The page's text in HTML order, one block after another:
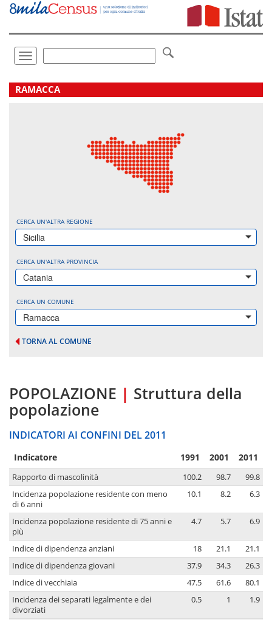
Vai
direttamente
Toggle
navigation
.
RAMACCA
CERCA UN'ALTRA REGIONE
Sicilia
CERCA UN'ALTRA PROVINCIA
Catania
CERCA UN COMUNE
Ramacca
TORNA AL COMUNE
POPOLAZIONE | Struttura della
popolazione
INDICATORI AI CONFINI DEL 2011
Indicatore 1991 2001 2011
Rapporto di mascolinità 100.2 98.7
99.8
Incidenza popolazione residente con meno
di 6 anni
10.1 8.2 6.3
Incidenza popolazione residente di 75 anni e
più
4.7 5.7 6.9
Indice di dipendenza anziani 18 21.1
21.1
Indice di dipendenza giovani
37.9 34.3
26.3
Indice di vecchiaia
47.5 61.6
80.1
Incidenza dei separati legalmente e dei
divorziati
0.5 1 1.9